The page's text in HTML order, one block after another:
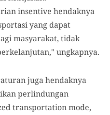
insentive hendaknya
yang dapat
masyarakat, tidak
ungkapnya.
juga hendaknya
perlindungan
transportation mode,